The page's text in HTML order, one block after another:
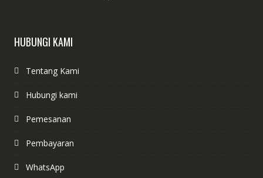
HUBUNGI KAMI
Tentang Kami
Hubungi kami
Pemesanan
Pembayaran
WhatsApp